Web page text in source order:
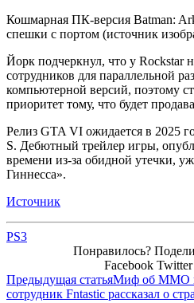
Кошмарная ПК-версия Batman:
спешки с портом (источник
Йорк подчеркнул, что у Rockstar
сотрудников для параллельной
компьютерной версий, поэтому
приоритет тому, что будет
Релиз GTA VI ожидается в 2025
S. Дебютный трейлер игры,
времени из-за обидной утечки,
Гиннесса».
Источник
PS3
Понравилось?
Facebook Twitter
Предыдущая статьяМиф об MMO
сотрудник Fntastic рассказал о